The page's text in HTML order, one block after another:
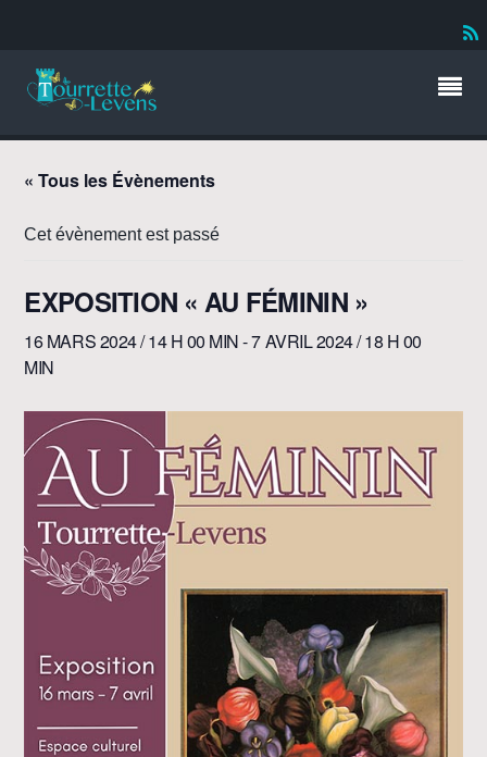
« Tous les Évènements
Cet évènement est passé
EXPOSITION « AU FÉMININ »
16 MARS 2024 / 14 H 00 MIN-7 AVRIL 2024 / 18 H 00
MIN